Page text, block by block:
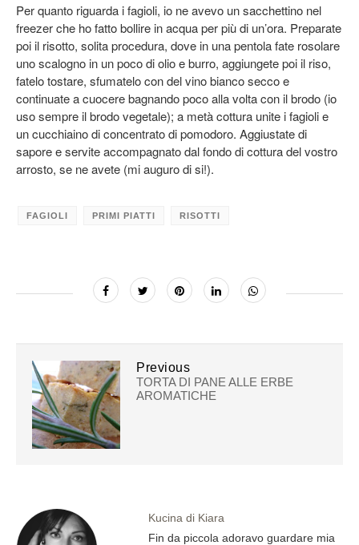
Per quanto riguarda i fagioli, io ne avevo un sacchettino nel
freezer che ho fatto bollire in acqua per più di un’ora. Preparate
poi il risotto, solita procedura, dove in una pentolafate rosolare
uno scalogno in un poco di olio e burro, aggiungete poi il riso,
fatelo tostare, sfumatelo con del vino bianco secco e
continuate a cuocere bagnando poco alla volta con il brodo (io
uso sempre il brodo vegetale); a metà cottura unite i fagioli e
un cucchiaino di concentrato di pomodoro. Aggiustate di
sapore e servite accompagnato dal fondo di cottura del vostro
arrosto, se ne avete (mi auguro di si!).
FAGIOLI PRIMI PIATTI RISOTTI
Previous
TORTA DI PANE ALLE ERBE
AROMATICHE
Kucina di Kiara
Fin da piccola adoravo guardare mia